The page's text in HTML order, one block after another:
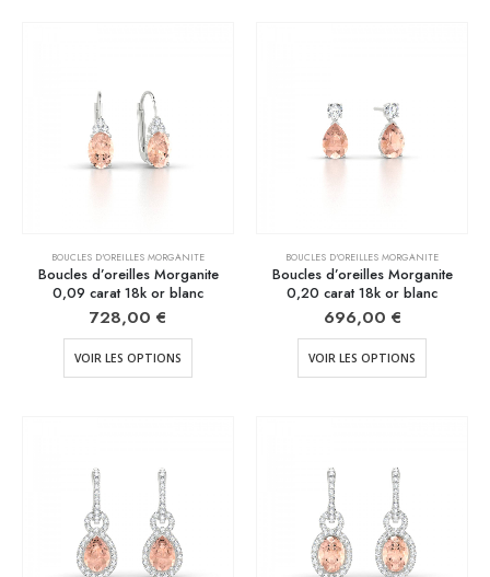
BOUCLES D'OREILLES MORGANITE
Boucles d’oreilles Morganite
0,09 carat 18k or blanc
728,00 €
VOIR LES OPTIONS
BOUCLES D'OREILLES MORGANITE
Boucles d’oreilles Morganite
0,20 carat 18k or blanc
696,00 €
VOIR LES OPTIONS